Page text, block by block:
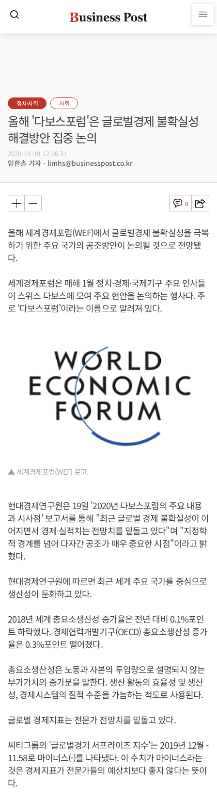
정치·사회 사회
올해 '다보스포럼'은 글로벌경제 불확실성
해결방안 집중 논의
2020-01-19 12:06:31
임한솔 기자 - limhs@businesspost.co.kr
0
올해 세계경제포럼(WEF)에서 글로벌경제 불확실성을 극복
하기 위한 주요 국가의 공조방안이 논의될 것으로 전망됐
다.
세계경제포럼은 매해 1월 정치·경제·국제기구 주요 인사들
이 스위스 다보스에 모여 주요 현안을 논의하는 행사다. 주
로 ‘다보스포럼’이라는 이름으로 알려져 있다.
▲ 세계경제포럼(WEF) 로고.
현대경제연구원은 19일 '2020년 다보스포럼의 주요 내용
과 시사점' 보고서를 통해 "최근 글로벌 경제 불확실성이 이
어지면서 경제 실적치는 전망치를 밑돌고 있다"며 "지정학
적 경계를 넘어 다자간 공조가 매우 중요한 시점"이라고 밝
혔다.
현대경제연구원에 따르면 최근 세계 주요 국가를 중심으로
생산성이 둔화하고 있다.
2018년 세계 총요소생산성 증가율은 전년 대비 0.1%포인
트 하락했다. 경제협력개발기구(OECD) 총요소생산성 증가
율은 0.3%포인트 떨어졌다.
총요소생산성은 노동과 자본의 투입량으로 설명되지 않는
부가가치의 증가분을 말한다. 생산 활동의 효율성 및 생산
성, 경제시스템의 질적 수준을 가늠하는 척도로 사용된다.
글로벌 경제지표는 전문가 전망치를 밑돌고 있다.
씨티그룹의 '글로벌경기 서프라이즈 지수'는 2019년 12월 -
11.58로 마이너스(-)를 나타냈다. 이 수치가 마이너스라는
것은 경제지표가 전문가들의 예상치보다 좋지 않다는 뜻이
다.